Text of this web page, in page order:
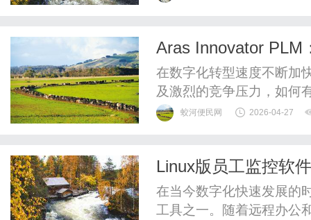
Aras Innovator PLM
在数字化转型速度不断加
及激烈的竞争压力，如何
的关键。
ArasInnova...
蛟河便民网 2026-04-27
Linux版员工监控软
在当今数字化快速发展的
工具之一。随着远程办公